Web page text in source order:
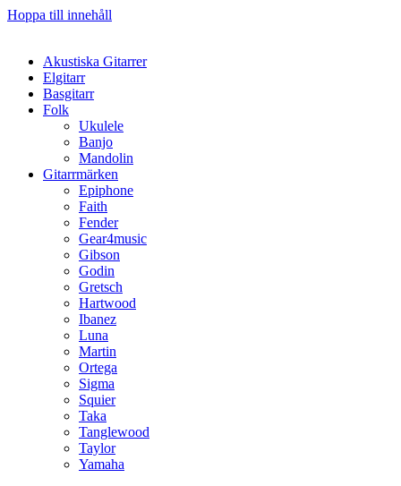
Hoppa till innehåll
Akustiska Gitarrer
Elgitarr
Basgitarr
Folk
Ukulele
Banjo
Mandolin
Gitarrmärken
Epiphone
Faith
Fender
Gear4music
Gibson
Godin
Gretsch
Hartwood
Ibanez
Luna
Martin
Ortega
Sigma
Squier
Taka
Tanglewood
Taylor
Yamaha